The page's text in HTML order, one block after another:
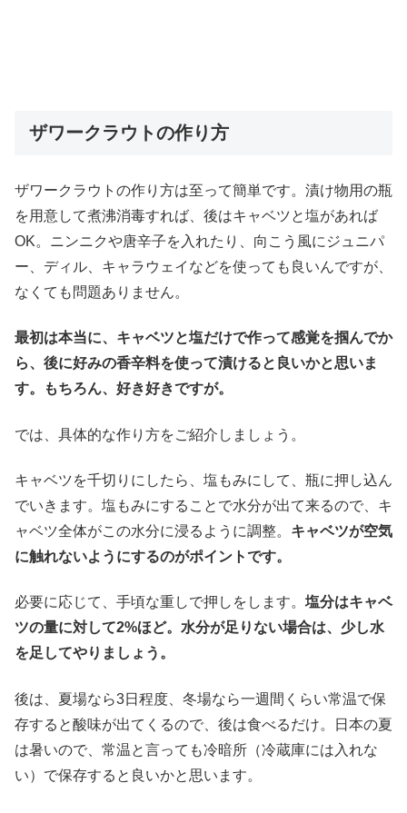
ザワークラウトの作り方
ザワークラウトの作り方は至って簡単です。漬け物用の瓶
を用意して煮沸消毒すれば、後はキャベツと塩があれば
OK。ニンニクや唐辛子を入れたり、向こう風にジュニパ
ー、ディル、キャラウェイなどを使っても良いんですが、
なくても問題ありません。
最初は本当に、キャベツと塩だけで作って感覚を掴んでか
ら、後に好みの香辛料を使って漬けると良いかと思いま
す。もちろん、好き好きですが。
では、具体的な作り方をご紹介しましょう。
キャベツを千切りにしたら、塩もみにして、瓶に押し込ん
でいきます。塩もみにすることで水分が出て来るので、キ
ャベツ全体がこの水分に浸るように調整。 キャベツが空気
に触れないようにするのがポイントです。
必要に応じて、手頃な重しで押しをします。 塩分はキャベ
ツの量に対して2%ほど。水分が足りない場合は、少し水
を足してやりましょう。
後は、夏場なら3日程度、冬場なら一週間くらい常温で保
存すると酸味が出てくるので、後は食べるだけ。日本の夏
は暑いので、常温と言っても冷暗所（冷蔵庫には入れな
い）で保存すると良いかと思います。